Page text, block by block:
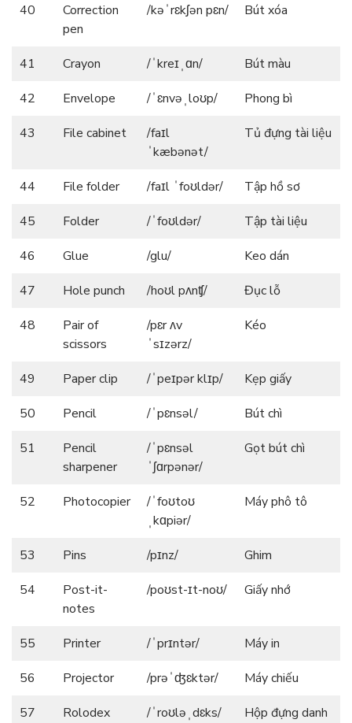
40
Correction
pen
/kəˈrɛkʃən pɛn/ Bút xóa
41 Crayon /ˈkreɪˌɑn/
Bút màu
42
Envelope /ˈɛnvəˌloʊp/
Phong bì
43
File cabinet
/faɪl
ˈkæbənət/
Tủ đựng tài liệu
44 File folder /faɪl ˈfoʊldər/
Tập hồ sơ
45
Folder /ˈfoʊldər/
Tập tài liệu
46
Glue /glu/
Keo dán
47
Hole punch /hoʊl pʌnʧ/
Đục lỗ
48
Pair of
scissors
/pɛr ʌv
ˈsɪzərz/
Kéo
49 Paper clip /ˈpeɪpər klɪp/
Kẹp giấy
50
Pencil /ˈpɛnsəl/
Bút chì
51
Pencil
sharpener
/ˈpɛnsəl
ˈʃɑrpənər/
Gọt bút chì
52 Photocopier
/ˈfoʊtoʊ
ˌkɑpiər/
Máy phô tô
53 Pins /pɪnz/
Ghim
54
Post-it-
notes
/poʊst-ɪt-noʊ/ Giấy nhớ
55 Printer /ˈprɪntər/
Máy in
56
Projector /prəˈʤɛktər/
Máy chiếu
57
Rolodex /ˈroʊləˌdɛks/
Hộp đựng danh